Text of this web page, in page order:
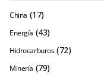
China (17)
Energía (43)
Hidrocarburos (72)
Minería (79)